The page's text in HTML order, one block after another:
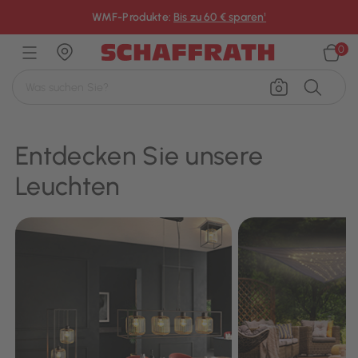
WMF-Produkte: Bis zu 60 € sparen¹
0
Entdecken Sie unsere
Leuchten